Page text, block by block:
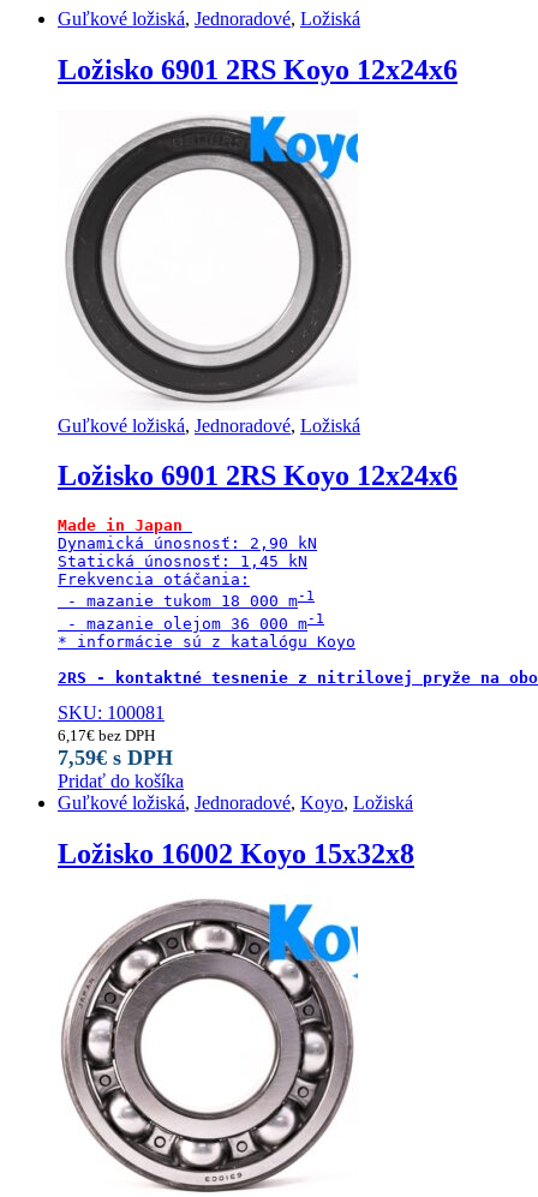
Guľkové ložiská, Jednoradové, Ložiská
Ložisko 6901 2RS Koyo 12x24x6
Guľkové ložiská, Jednoradové, Ložiská
Ložisko 6901 2RS Koyo 12x24x6
Made in Japan
Dynamická únosnosť: 2,90 kN
Statická únosnosť: 1,45 kN
Frekvencia otáčania:
- mazanie tukom 18 000 m
- mazanie olejom 36 000 m
* informácie sú z katalógu Koyo
2RS - kontaktné tesnenie z nitrilovej pryže na
SKU: 100081
6,17€ bez DPH
7,59€ s DPH
Pridať do košíka
Guľkové ložiská, Jednoradové, Koyo, Ložiská
Ložisko 16002 Koyo 15x32x8